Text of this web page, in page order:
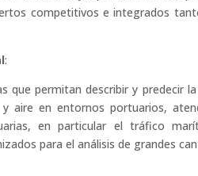
competitivos e integrados
:
que permitan describir y predecir
aire en entornos portuarios,
en particular el tráfico
para el análisis de grandes